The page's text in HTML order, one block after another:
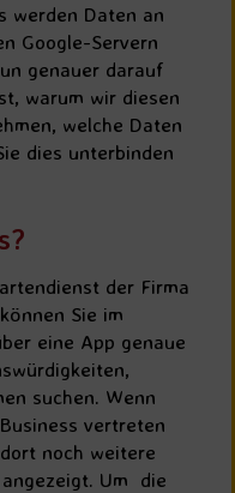
werden Daten an
Google-Servern
genauer darauf
warum wir diesen
welche Daten
dies unterbinden
der Firma
Sie im
eine App genaue
suchen. Wenn
vertreten
noch weitere
Um die